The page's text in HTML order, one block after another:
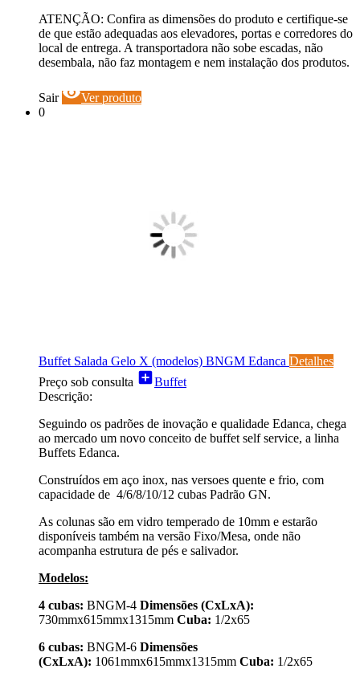
ATENÇÃO: Confira as dimensões do produto e certifique-se
de que estão adequadas aos elevadores, portas e corredores do
local de entrega. A transportadora não sobe escadas, não
desembala, não faz montagem e nem instalação dos produtos.
Sair visibilityVer produto
0
Buffet Salada Gelo X (modelos) BNGM Edanca Detalhes
Preço sob consulta add_boxBuffet
Descrição:
Seguindo os padrões de inovação e qualidade Edanca, chega
ao mercado um novo conceito de buffet self service, a linha
Buffets Edanca.
Construídos em aço inox, nas versoes quente e frio, com
capacidade de 4/6/8/10/12 cubas Padrão GN.
As colunas são em vidro temperado de 10mm e estarão
disponíveis também na versão Fixo/Mesa, onde não
acompanha estrutura de pés e salivador.
Modelos:
4 cubas: BNGM-4 Dimensões (CxLxA):
730mmx615mmx1315mm Cuba: 1/2x65
6 cubas: BNGM-6 Dimensões
(CxLxA): 1061mmx615mmx1315mm Cuba: 1/2x65